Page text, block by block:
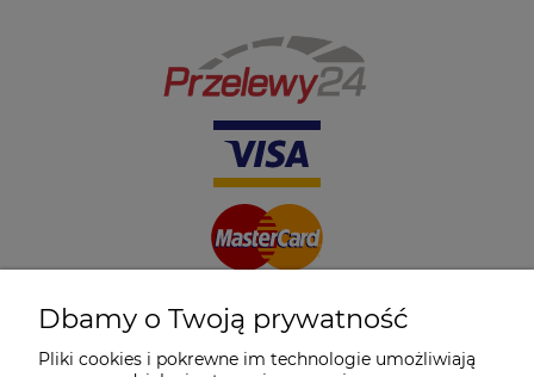
Dbamy o Twoją prywatność
Pliki cookies i pokrewne im technologie umożliwiają